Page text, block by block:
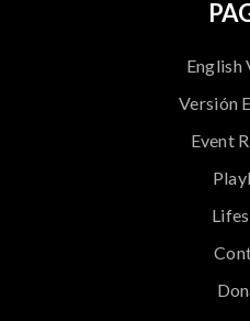
English
Versión
Event